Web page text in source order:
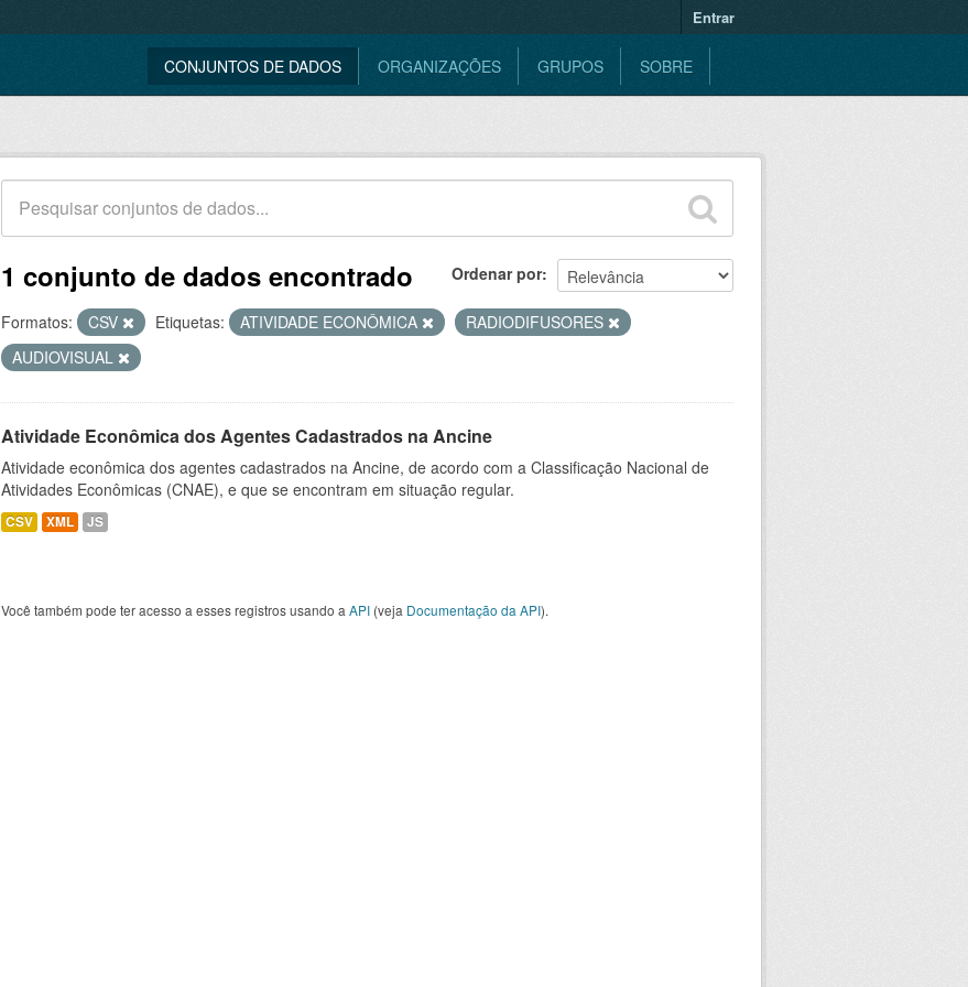
Entrar
CONJUNTOS DE DADOS ORGANIZAÇÕES GRUPOS SOBRE
Ordenar por
1 conjunto de dados encontrado
Formatos: CSV Etiquetas: ATIVIDADE ECONÔMICA
RADIODIFUSORES
AUDIOVISUAL
Atividade Econômica dos Agentes Cadastrados na Ancine
Atividade econômica dos agentes cadastrados na Ancine, de acordo com a Classificação Nacional de
Atividades Econômicas (CNAE), e que se encontram em situação regular.
CSV XML JS
Você também pode ter acesso a esses registros usando a API (veja Documentação da API).